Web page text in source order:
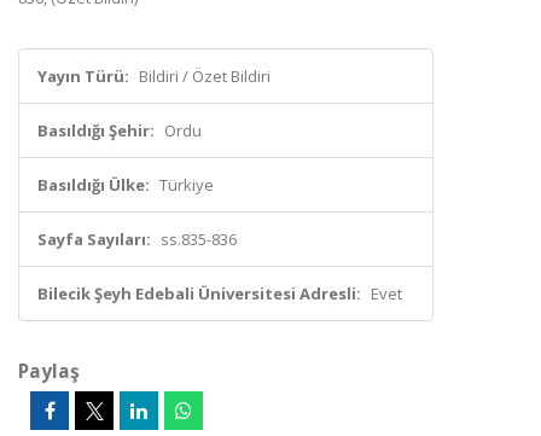
Yayın Türü: Bildiri / Özet Bildiri
Basıldığı Şehir: Ordu
Basıldığı Ülke: Türkiye
Sayfa Sayıları: ss.835-836
Bilecik Şeyh Edebali Üniversitesi Adresli: Evet
Paylaş